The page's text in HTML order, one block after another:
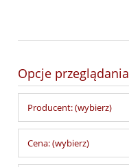
Opcje przeglądania
Producent: (wybierz)
Cena: (wybierz)